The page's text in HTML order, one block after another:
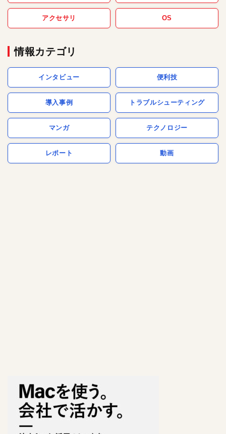
アクセサリ OS
情報カテゴリ
インタビュー 便利技
導入事例 トラブルシューティング
マンガ テクノロジー
レポート 動画